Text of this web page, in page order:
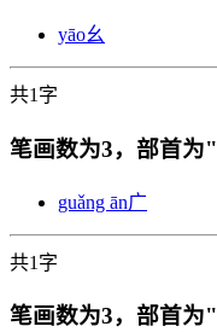
yāo幺
共1字
笔画数为3，部首为"
guǎng ān广
共1字
笔画数为3，部首为"